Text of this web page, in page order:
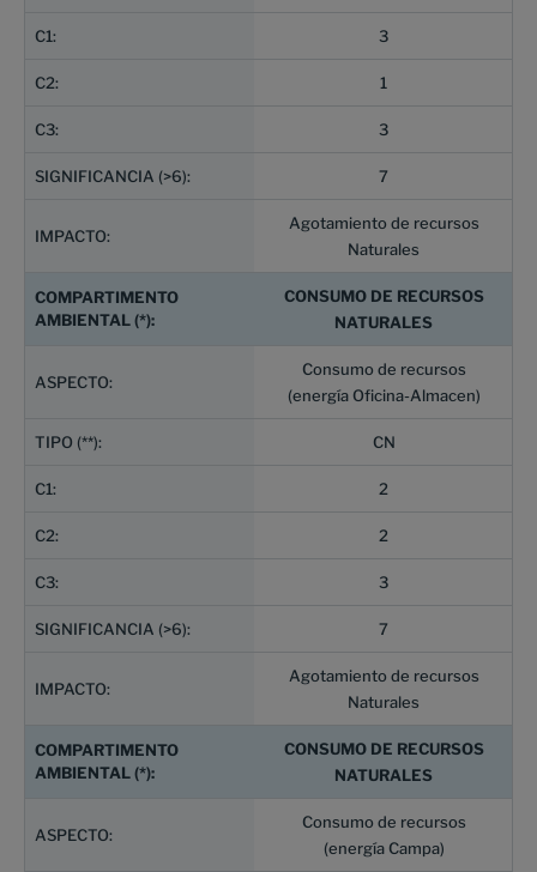
3
1
3
7
Agotamiento de recursos
Naturales
CONSUMO DE RECURSOS
NATURALES
Consumo de recursos
(energía Oficina-Almacen)
CN
2
2
3
7
Agotamiento de recursos
Naturales
CONSUMO DE RECURSOS
NATURALES
Consumo de recursos
(energía Campa)